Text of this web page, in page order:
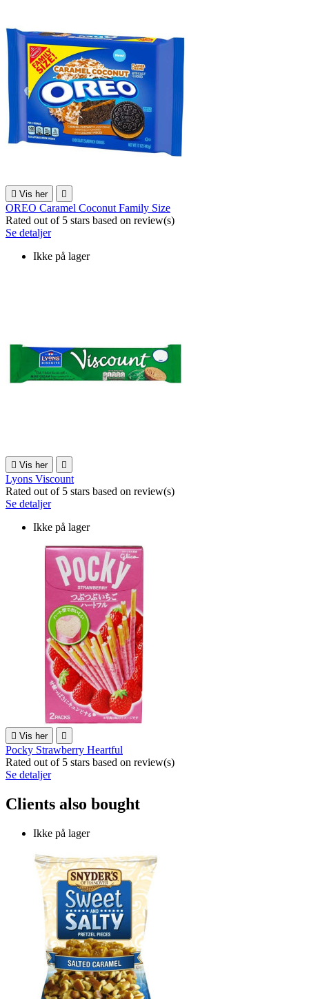
 Vis her 
OREO Caramel Coconut Family Size
Rated out of 5 stars based on review(s)
Se detaljer
Ikke på lager
 Vis her 
Lyons Viscount
Rated out of 5 stars based on review(s)
Se detaljer
Ikke på lager
 Vis her 
Pocky Strawberry Heartful
Rated out of 5 stars based on review(s)
Se detaljer
Clients also bought
Ikke på lager